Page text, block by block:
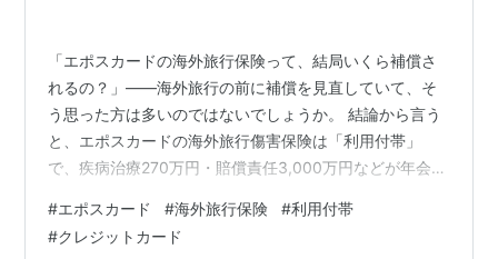
「エポスカードの海外旅行保険って、結局いくら補償さ
れるの？」——海外旅行の前に補償を見直していて、そ
う思った方は多いのではないでしょうか。 結論から言う
と、エポスカードの海外旅行傷害保険は「利用付帯」
で、疾病治療270万円・賠償責任3,000万円などが年会費
にならない点に、注意が必要です。 私もメインはプラチ
ナプリファードを使いながら、財布には「保険用」とし
#エポスカード #海外旅行保険 #利用付帯
#クレジットカード